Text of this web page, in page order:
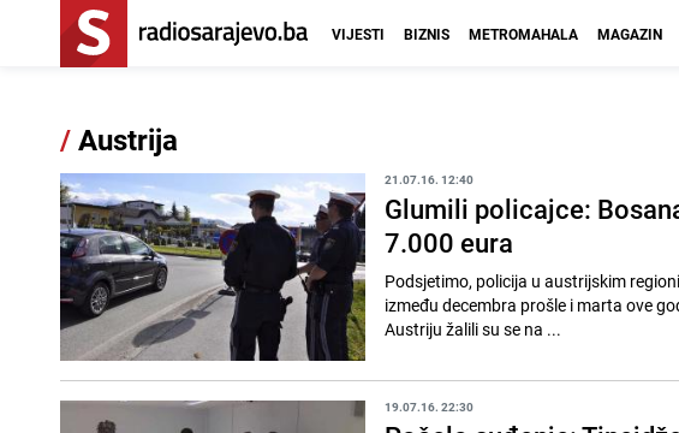
VIJESTI BIZNIS METROMAHALA MAGAZIN
/Austrija
21.07.16. 12:40
Glumili policajce:
7.000 eura
Podsjetimo, policija u austrijskim
između decembra prošle i marta ove godine, primila je
Austriju žalili su se na ...
19.07.16. 22:30